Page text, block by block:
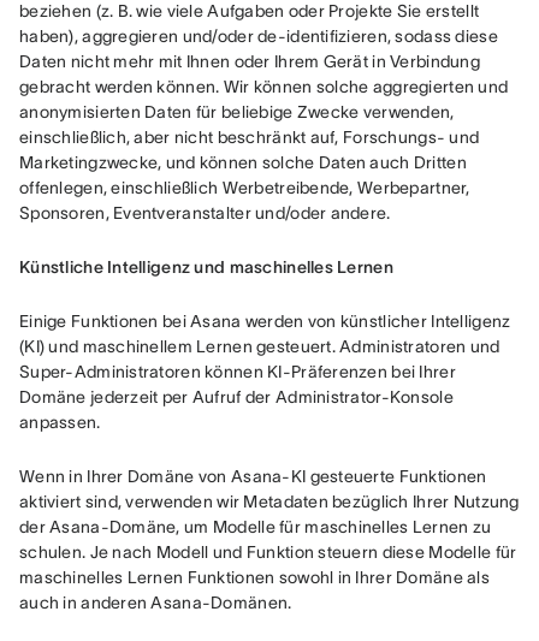
beziehen (z. B. wie viele Aufgaben oder Projekte Sie erstellt
haben), aggregieren und/oder de-identifizieren, sodass diese
Daten nicht mehr mit Ihnen oder Ihrem Gerät in Verbindung
gebracht werden können. Wir können solche aggregierten und
anonymisierten Daten für beliebige Zwecke verwenden,
einschließlich, aber nicht beschränkt auf, Forschungs- und
Marketingzwecke, und können solche Daten auch Dritten
offenlegen, einschließlich Werbetreibende, Werbepartner,
Sponsoren, Eventveranstalter und/oder andere.
Künstliche Intelligenz und maschinelles Lernen
Einige Funktionen bei Asana werden von künstlicher Intelligenz
(KI) und maschinellem Lernen gesteuert. Administratoren und
Super-Administratoren können KI-Präferenzen bei Ihrer
Domäne jederzeit per Aufruf der Administrator-Konsole
anpassen.
Wenn in Ihrer Domäne von Asana-KI gesteuerte Funktionen
aktiviert sind, verwenden wir Metadaten bezüglich Ihrer Nutzung
der Asana-Domäne, um Modelle für maschinelles Lernen zu
schulen. Je nach Modell und Funktion steuern diese Modelle für
maschinelles Lernen Funktionen sowohl in Ihrer Domäne als
auch in anderen Asana-Domänen.